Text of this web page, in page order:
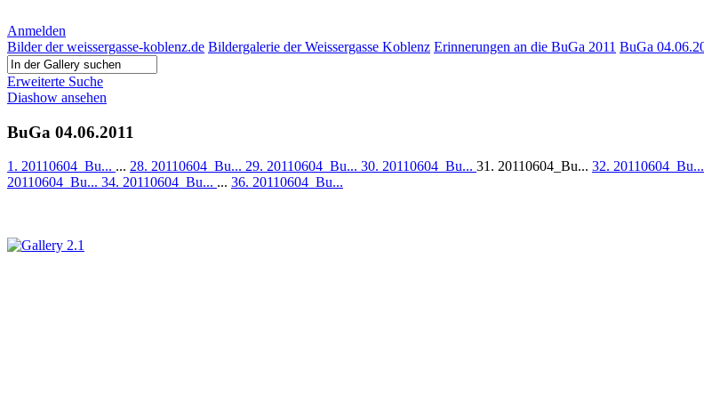
Anmelden
Bilder der weissergasse-koblenz.de Bildergalerie der Weissergasse Koblenz Erinnerungen an die BuGa 2011 BuGa
Erweiterte Suche
Diashow ansehen
BuGa 04.06.2011
1. 20110604_Bu... ... 28. 20110604_Bu... 29. 20110604_Bu... 30. 20110604_Bu... 31. 20110604_Bu... 32. 20110604_Bu...
20110604_Bu... 34. 20110604_Bu... ... 36. 20110604_Bu...